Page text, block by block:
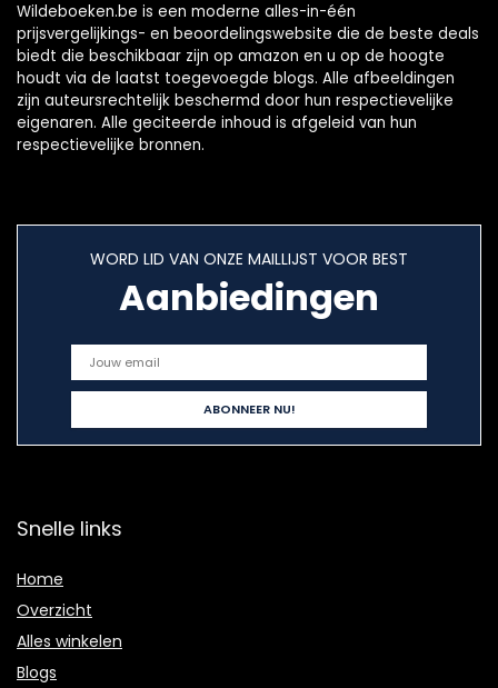
Wildeboeken.be is een moderne alles-in-één
prijsvergelijkings- en beoordelingswebsite die de beste deals
biedt die beschikbaar zijn op amazon en u op de hoogte
houdt via de laatst toegevoegde blogs. Alle afbeeldingen
zijn auteursrechtelijk beschermd door hun respectievelijke
eigenaren. Alle geciteerde inhoud is afgeleid van hun
respectievelijke bronnen.
WORD LID VAN ONZE MAILLIJST VOOR BEST
Aanbiedingen
Snelle links
Home
Overzicht
Alles winkelen
Blogs